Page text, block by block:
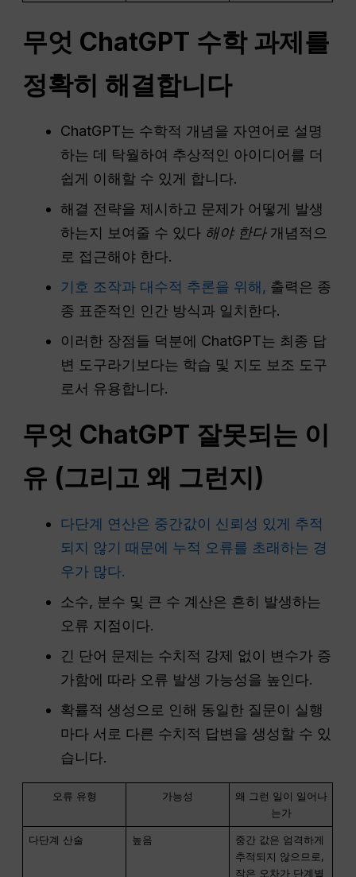
무엇 ChatGPT 수학 과제를
정확히 해결합니다
ChatGPT는 수학적 개념을 자연어로 설명
하는 데 탁월하여 추상적인 아이디어를 더
쉽게 이해할 수 있게 합니다.
해결 전략을 제시하고 문제가 어떻게 발생
하는지 보여줄 수 있다 해야 한다개념적으
로 접근해야 한다.
기호 조작과 대수적 추론을 위해, 출력은 종
종 표준적인 인간 방식과 일치한다.
이러한 장점들 덕분에 ChatGPT는 최종 답
변 도구라기보다는 학습 및 지도 보조 도구
로서 유용합니다.
무엇 ChatGPT 잘못되는 이
유 (그리고 왜 그런지)
다단계 연산은 중간값이 신뢰성 있게 추적
되지 않기 때문에 누적 오류를 초래하는 경
우가 많다.
소수, 분수 및 큰 수 계산은 흔히 발생하는
오류 지점이다.
긴 단어 문제는 수치적 강제 없이 변수가 증
가함에 따라 오류 발생 가능성을 높인다.
확률적 생성으로 인해 동일한 질문이 실행
마다 서로 다른 수치적 답변을 생성할 수 있
습니다.
오류 유형 가능성
왜 그런 일이 일어나
는가
다단계 산술 높음
중간 값은 엄격하게
추적되지 않으므로,
작은 오차가 단계별